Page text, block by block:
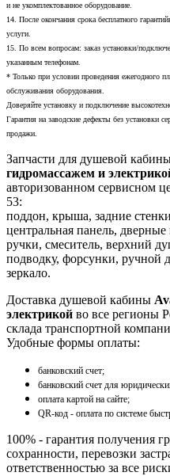
и не укомплектованное оборудование.
14. После окончания срока бесплатного
услуги.
15. По всем вопросам: заказ установки/
указанным телефонам.
* Только при условии проведения ежегодного
обслуживания оборудования.
Доверяйте установку и подключение
Гарантия на заводские дефекты без установки
продажи.
Запчасти для душевой
гидромассажем и
авторизованном сервисном
53:
поддон, крыша, задние
центральная панель,
ручки, смеситель, верхний
подводку, форсунки, ручной
зеркало.
Доставка душевой кабины
электрикой во все регионы
склада транспортной
Удобные формы оплаты:
банковский счет;
банковский счет для
оплата картой на сайте;
QR-код - оплата по системе
100% - гарантия получения
сохранности, перевозки
ответственностью за все